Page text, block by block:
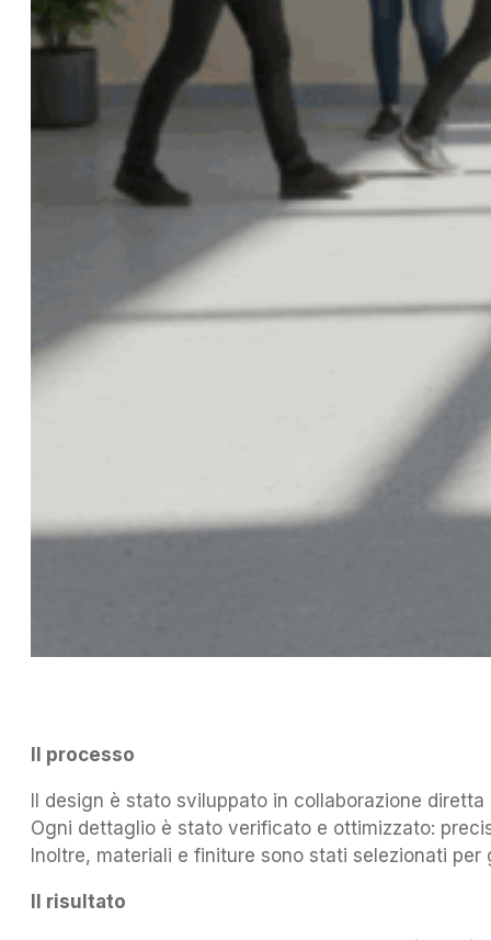
Il processo
Il design è stato sviluppato in collaborazione
Ogni dettaglio è stato verificato e ottimizzato:
Inoltre, materiali e finiture sono stati selezionati
Il risultato